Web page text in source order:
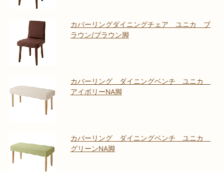
カバーリングダイニングチェア ユニカ ブ
ラウン/ブラウン脚
カバーリング ダイニングベンチ ユニカ
アイボリーNA脚
カバーリング ダイニングベンチ ユニカ
グリーンNA脚